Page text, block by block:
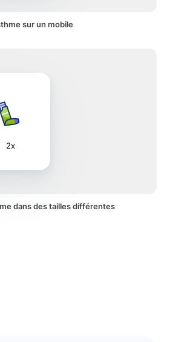
sur un mobile
2x
dans des tailles différentes